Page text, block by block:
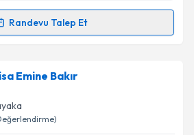
işlenmesine ilişkinAydınlatma
Talebini Gönder
Randevu Talep Et
Talebi
randevu takvimi talebi oluşturun.
randevu almanız için bir takvim
e-posta ile bilgilendireceğiz.
Emine Bakır